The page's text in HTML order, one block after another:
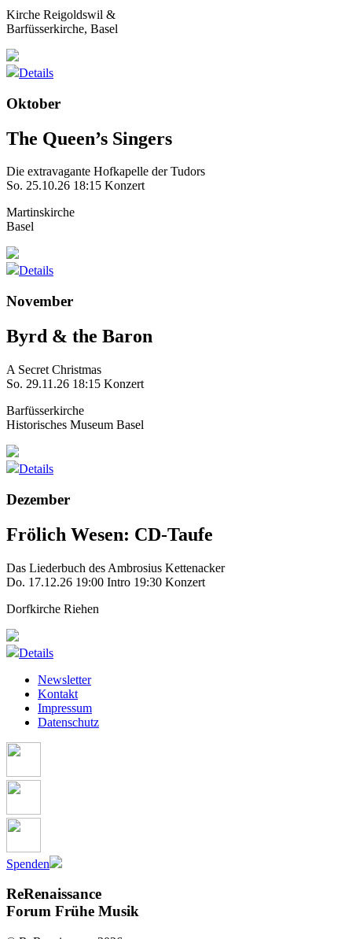
Kirche Reigoldswil &
Barfüsserkirche, Basel
Details
Oktober
The Queen’s Singers
Die extravagante Hofkapelle der Tudors
So. 25.10.26 18:15 Konzert
Martinskirche
Basel
Details
November
Byrd & the Baron
A Secret Christmas
So. 29.11.26 18:15 Konzert
Barfüsserkirche
Historisches Museum Basel
Details
Dezember
Frölich Wesen: CD-Taufe
Das Liederbuch des Ambrosius Kettenacker
Do. 17.12.26 19:00 Intro 19:30 Konzert
Dorfkirche Riehen
Details
Newsletter
Kontakt
Impressum
Datenschutz
Spenden
ReRenaissance
Forum Frühe Musik